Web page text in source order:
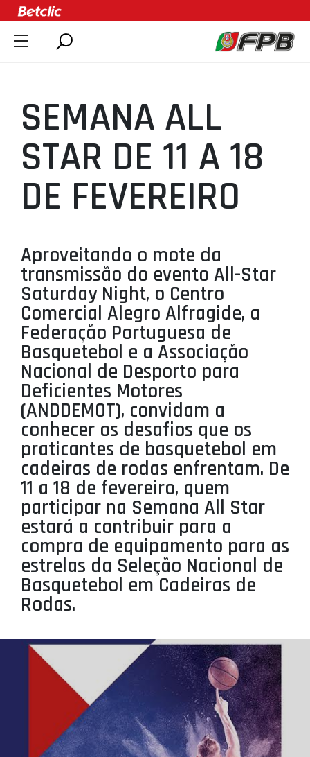
ÚLTIMAS
COMPETIÇÕES
ASSOCIAÇÕES
CLUBES
AGENTES
SELEÇÕES
MINIBASQUETE
ÁREA TÉCNICA
PROJETOS
LIGA BETCLIC MASCULINA
LIGA BETCLIC FEMININA
SEMANA ALL
STAR DE 11 A 18
DE FEVEREIRO
Aproveitando o mote da
transmissão do evento All-Star
Saturday Night, o Centro
Comercial Alegro Alfragide, a
Federação Portuguesa de
Basquetebol e a Associação
Nacional de Desporto para
Deficientes Motores
(ANDDEMOT), convidam a
conhecer os desafios que os
praticantes de basquetebol em
cadeiras de rodas enfrentam. De
11 a 18 de fevereiro, quem
participar na Semana All Star
estará a contribuir para a
compra de equipamento para as
estrelas da Seleção Nacional de
Basquetebol em Cadeiras de
Rodas.